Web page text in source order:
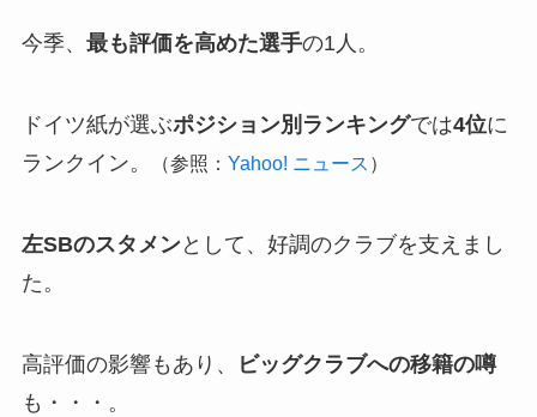
今季、 最も評価を高めた選手の1人。
ドイツ紙が選ぶポジション別ランキングでは4位に
ランクイン。
（参照： Yahoo! ニュース ）
左SBのスタメンとして、好調のクラブを支えまし
た。
高評価の影響もあり、
ビッグクラブへの移籍の噂
も・・・。